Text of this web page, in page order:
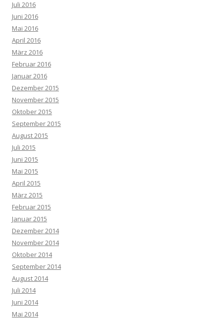
Juli 2016
Juni 2016
Mai 2016
April 2016
März 2016
Februar 2016
Januar 2016
Dezember 2015
November 2015
Oktober 2015
September 2015
August 2015
Juli 2015
Juni 2015
Mai 2015
April 2015
März 2015
Februar 2015
Januar 2015
Dezember 2014
November 2014
Oktober 2014
September 2014
August 2014
Juli 2014
Juni 2014
Mai 2014